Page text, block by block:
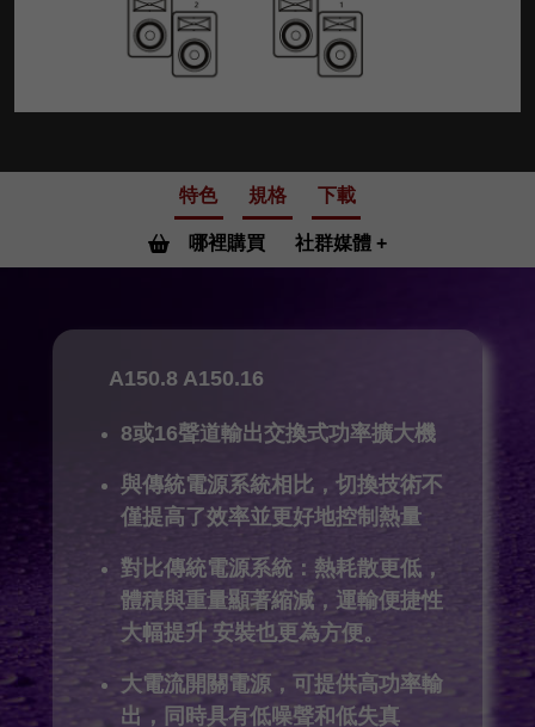
特色 規格 下載
哪裡購買 社群媒體
A150.8 A150.16
8或16聲道輸出交換式功率擴大機
與傳統電源系統相比，切換技術不
僅提高了效率並更好地控制熱量
對比傳統電源系統：熱耗散更低，
體積與重量顯著縮減，運輸便捷性
大幅提升 安裝也更為方便。
大電流開關電源，可提供高功率輸
出，同時具有低噪聲和低失真